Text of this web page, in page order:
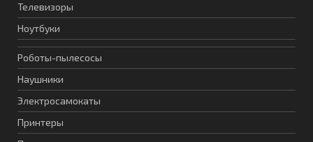
Телевизоры
Ноутбуки
Роботы-пылесосы
Наушники
Электросамокаты
Принтеры